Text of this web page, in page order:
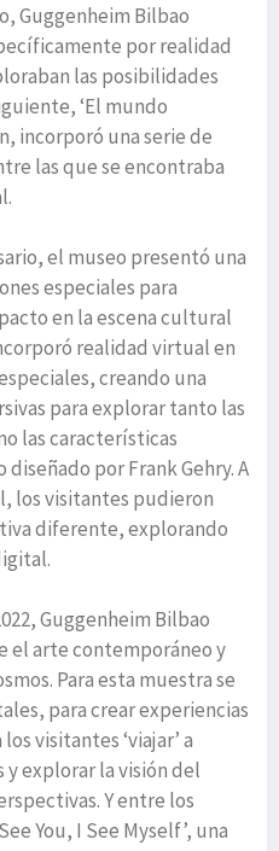
Guggenheim Bilbao
por realidad
las posibilidades
‘El mundo
incorporó una serie de
las que se encontraba
el museo presentó una
especiales para
en la escena cultural
realidad virtual en
creando una
para explorar tanto las
las características
por Frank Gehry. A
los visitantes pudieron
diferente, explorando
Guggenheim Bilbao
el arte contemporáneo y
Para esta muestra se
para crear experiencias
visitantes ‘viajar’ a
y explorar la visión del
Y entre los
You, I See Myself’, una